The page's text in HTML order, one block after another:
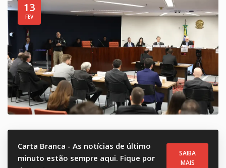
13
FEV
Carta Branca - As notícias de último
minuto estão sempre aqui. Fique por
SAIBA
MAIS